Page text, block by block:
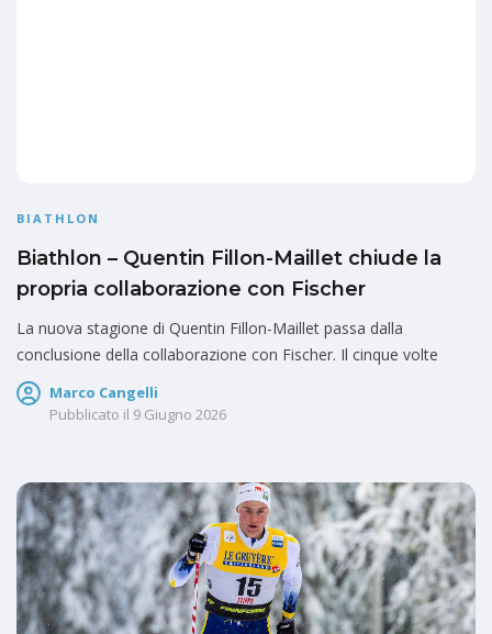
BIATHLON
Biathlon – Quentin Fillon-Maillet chiude la
propria collaborazione con Fischer
La nuova stagione di Quentin Fillon-Maillet passa dalla
conclusione della collaborazione con Fischer. Il cinque volte
Marco Cangelli
Pubblicato il 9 Giugno 2026